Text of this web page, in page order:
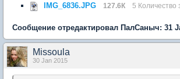
IMG_6836.JPG
127.6К 5 Количество
Сообщение отредактировал ПалСаныч: 31
Missoula
30 Jan 2015